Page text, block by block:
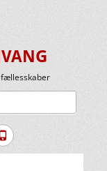
fællesskaber
Tlf.